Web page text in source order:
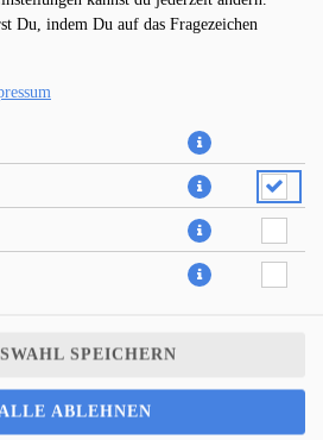
italienisch , schnelle Pizzalieferung;
Pizza; Salat; Pasta; Zuverlässig; Straffrei;
Du, indem Du auf das Fragezeichen
SPEICHERN
ABLEHNEN